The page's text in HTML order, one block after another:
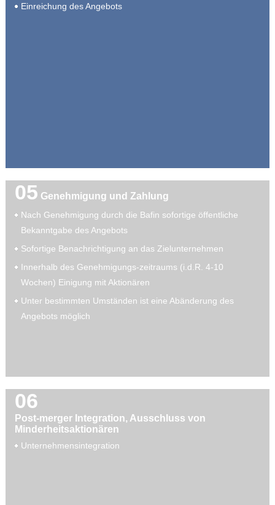
Einreichung des Angebots
05 Genehmigung und Zahlung
Nach Genehmigung durch die Bafin sofortige öffentliche
Bekanntgabe des Angebots
Sofortige Benachrichtigung an das Zielunternehmen
Innerhalb des Genehmigungs-zeitraums (i.d.R. 4-10
Wochen) Einigung mit Aktionären
Unter bestimmten Umständen ist eine Abänderung des
Angebots möglich
06
Post-merger Integration, Ausschluss von
Minderheitsaktionären
Unternehmensintegration